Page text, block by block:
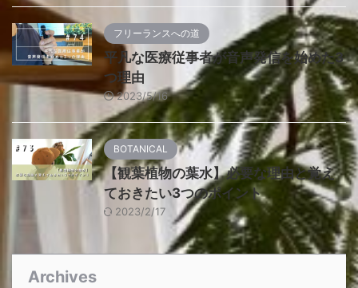
フリーランスへの道
平凡な医療従事者が音声発信を始めた3
つ理由
2023/5/16
BOTANICAL
【観葉植物の葉水】必要な理由と覚え
ておきたい3つのポイント
2023/2/17
Archives